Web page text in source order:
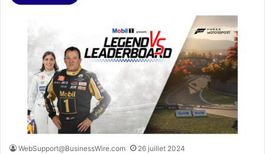
WebSupport@BusinessWire.com 26 juillet 2024